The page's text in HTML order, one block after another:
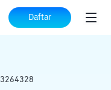
Daftar
ke LRDS